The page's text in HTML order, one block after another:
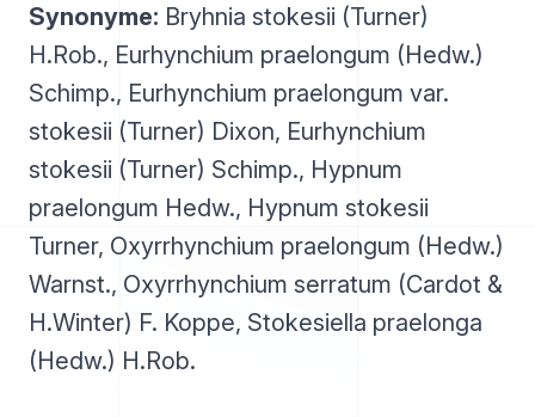
Synonyme: Bryhnia stokesii (Turner)
H.Rob., Eurhynchium praelongum (Hedw.)
Schimp., Eurhynchium praelongum var.
stokesii (Turner) Dixon, Eurhynchium
stokesii (Turner) Schimp., Hypnum
praelongum Hedw., Hypnum stokesii
Turner, Oxyrrhynchium praelongum (Hedw.)
Warnst., Oxyrrhynchium serratum (Cardot &
H.Winter) F. Koppe, Stokesiella praelonga
(Hedw.) H.Rob.